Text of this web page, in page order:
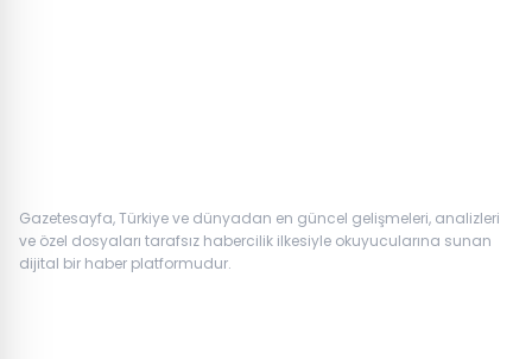
Gazetesayfa, Türkiye ve dünyadan en güncel gelişmeleri, analizleri
ve özel dosyaları tarafsız habercilik ilkesiyle okuyucularına sunan
dijital bir haber platformudur.